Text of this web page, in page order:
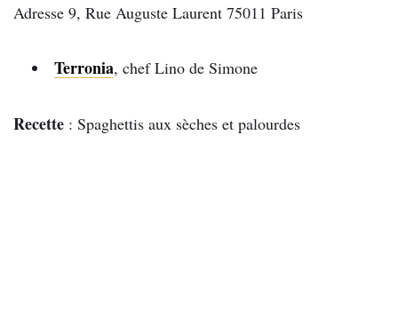
Adresse 9, Rue Auguste Laurent 75011 Paris
Terronia, chef Lino de Simone
Recette : Spaghettis aux sèches et palourdes